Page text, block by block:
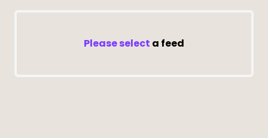
Please select a feed